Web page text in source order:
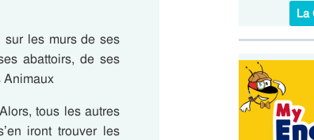
sur les murs de ses
abattoirs, de ses
Animaux
tous les autres
iront trouver les
La